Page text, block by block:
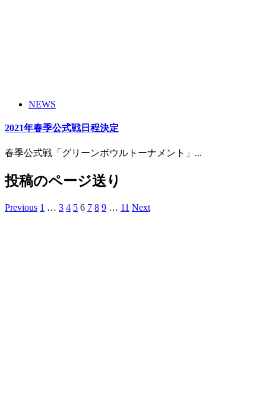
NEWS
2021年春季公式戦日程決定
春季公式戦「グリーンボウルトーナメント」...
投稿のページ送り
Previous 1 … 3 4 5 6 7 8 9 … 11 Next